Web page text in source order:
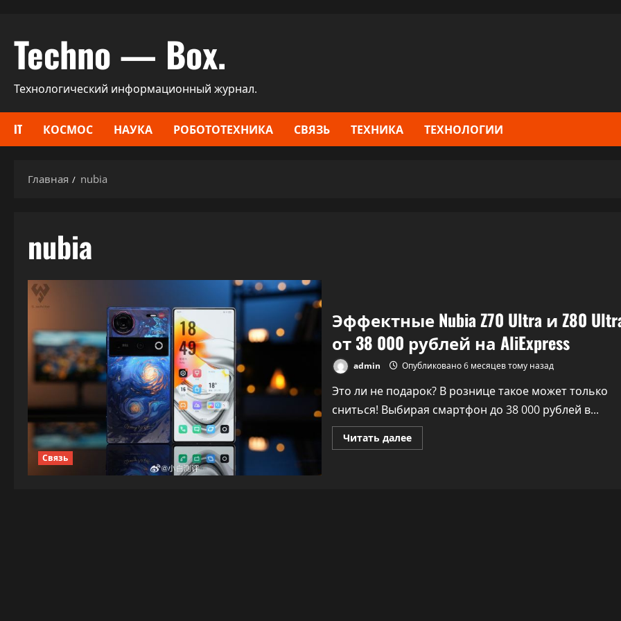
содержимому
Techno — Box.
Технологический информационный журнал.
IT КОСМОС НАУКА РОБОТОТЕХНИКА СВЯЗЬ ТЕХНИКА ТЕХНОЛОГИИ
Главная nubia
nubia
Связь
Эффектные Nubia Z70 Ultra и Z80
от 38 000 рублей на AliExpress
admin Опубликовано 6 месяцев тому назад
Это ли не подарок? В рознице такое может только
сниться! Выбирая смартфон до 38 000 рублей в...
Читать далееПрочитать
больше